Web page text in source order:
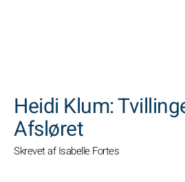
Heidi Klum:
Afsløret
Skrevet af Isabelle Fortes